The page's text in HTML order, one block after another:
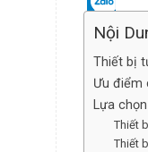
Nội
Thiết bị
Ưu điểm
Lựa
Thiết
Thiết